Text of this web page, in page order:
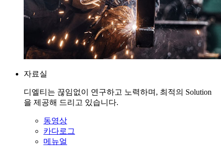
자료실
디엘티는 끊임없이 연구하고 노력하며, 최적의 Solution
을 제공해 드리고 있습니다.
동영상
카다로그
메뉴얼